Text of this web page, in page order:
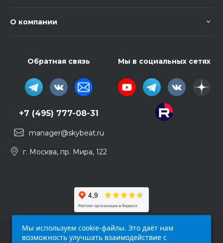
О компании
Обратная связь
+7 (495) 777-08-31
manager@skybeat.ru
г. Москва, пр. Мира, 122
Мы в социальных сетях
Мы используем cookie-файлы. Это даёт нам
возможность улучшать взаимодействие с